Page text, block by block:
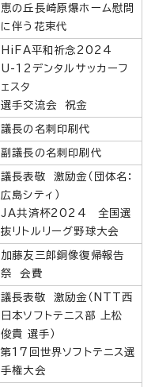
恵の丘長崎原爆ホーム慰問
に伴う花束代
HiFA平和祈念2024
U-12デンタルサッカーフ
ェスタ
選手交流会 祝金
議長の名刺印刷代
副議長の名刺印刷代
議長表敬 激励金（団体名：
広島シティ）
JA共済杯2024 全国選
抜リトルリーグ野球大会
加藤友三郎銅像復帰報告
祭 会費
議長表敬 激励金（NTT西
日本ソフトテニス部 上松
俊貴 選手）
第17回世界ソフトテニス選
手権大会